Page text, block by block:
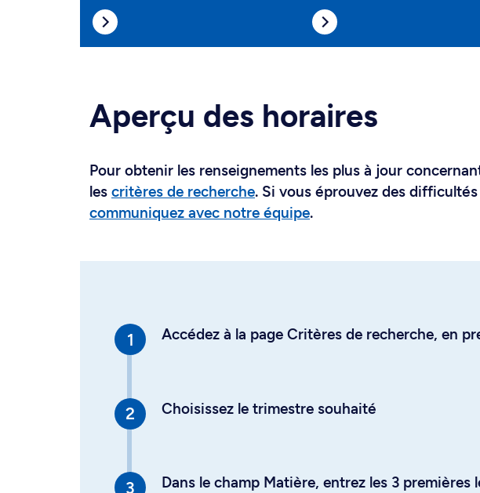
Aperçu des horaires
Pour obtenir les renseignements les plus à jour
les critères de recherche. Si vous éprouvez des
communiquez avec notre équipe.
Accédez à la page Critères de recherche, en
Choisissez le trimestre souhaité
Dans le champ Matière, entrez les 3 premières